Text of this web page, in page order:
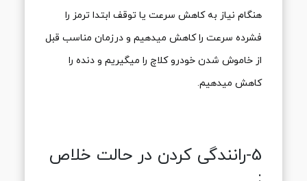
هنگام نیاز به کاهش سرعت یا توقف ابتدا ترمز را
فشرده سرعت را کاهش میدهیم و درزمان مناسب قبل
از خاموش شدن خودرو کلاچ را میگیریم و دنده را
کاهش میدهیم.
5-رانندگی کردن در حالت خلاص